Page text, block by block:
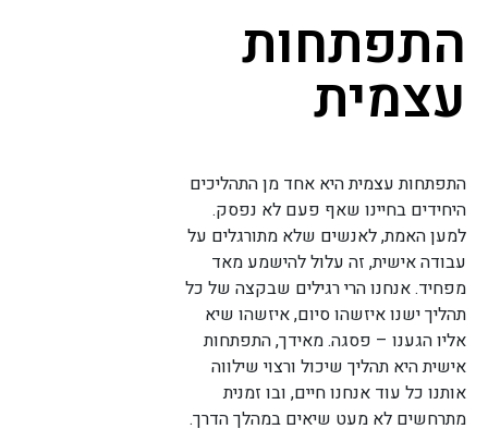
התפתחות
עצמית
התפתחות עצמית היא אחד מן התהליכים
היחידים בחיינו שאף פעם לא נפסק.
למען האמת, לאנשים שלא מתורגלים על
עבודה אישית, זה עלול להישמע מאד
מפחיד. אנחנו הרי רגילים שבקצה של כל
תהליך ישנו איזשהו סיום, איזשהו שיא
אליו הגענו – פסגה. מאידך, התפתחות
אישית היא תהליך שיכול ורצוי שילווה
אותנו כל עוד אנחנו חיים, ובו זמנית
מתרחשים לא מעט שיאים במהלך הדרך.